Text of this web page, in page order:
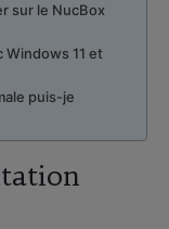
sur le NucBox
Windows 11 et
puis-je